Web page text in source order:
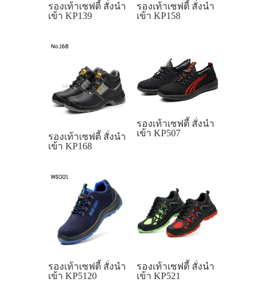
รองเท้าเซฟตี้ สั่งนำ
เข้า KP139
รองเท้าเซฟตี้ สั่งนำ
เข้า KP158
รองเท้าเซฟตี้ สั่งนำ
เข้า KP168
รองเท้าเซฟตี้ สั่งนำ
เข้า KP507
รองเท้าเซฟตี้ สั่งนำ
เข้า KP5120
รองเท้าเซฟตี้ สั่งนำ
เข้า KP521